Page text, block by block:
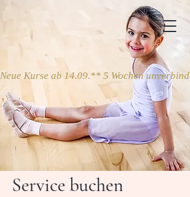
Neue Kurse ab 14.09.** 5 Wochen
Service buchen